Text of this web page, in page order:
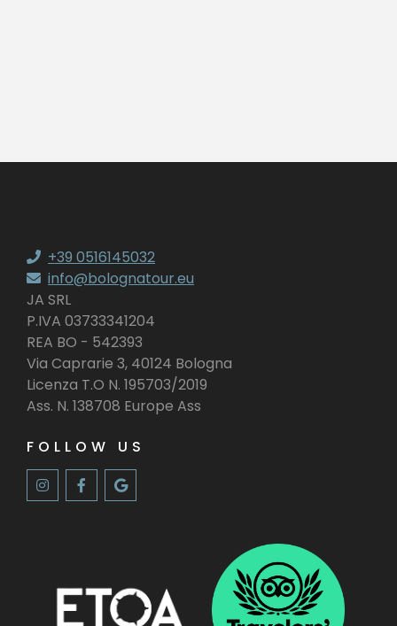
+39 0516145032
info@bolognatour.eu
JA SRL
P.IVA 03733341204
REA BO - 542393
Via Caprarie 3, 40124 Bologna
Licenza T.O N. 195703/2019
Ass. N. 138708 Europe Ass
FOLLOW US